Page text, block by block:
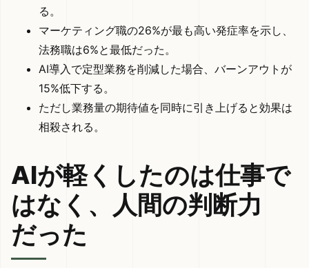
る。
マーケティング職の26%が最も高い発症率を示し、
法務職は6%と最低だった。
AI導入で定型業務を削減した場合、バーンアウトが
15%低下する。
ただし業務量の期待値を同時に引き上げると効果は
相殺される。
AIが軽くしたのは仕事で
はなく、人間の判断力
だった